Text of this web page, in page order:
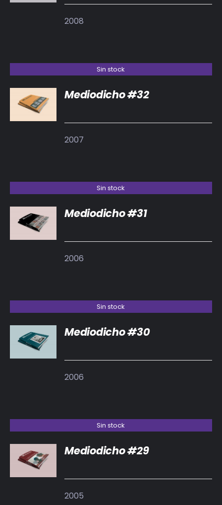
2008
Sin stock
DETALLES
Mediodicho #32
2007
Sin stock
DETALLES
Mediodicho #31
2006
Sin stock
DETALLES
Mediodicho #30
2006
Sin stock
DETALLES
Mediodicho #29
2005